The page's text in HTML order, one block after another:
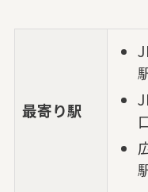
最寄り駅